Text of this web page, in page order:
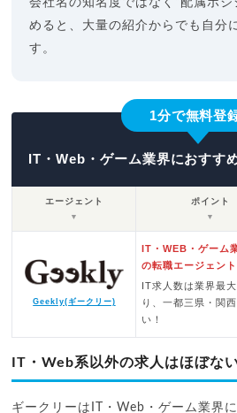
会社名の知名度ではなく"配属ポ
めると、大量の紹介からでも自分
す。
1分で無料登
IT・Web・ゲーム業界におすす
エージェント
▼
ポイント
▼
Geekly(ギークリー)
IT・WEB・ゲーム
の転職エージェント
IT求人数は業界最
り、一都三県・関
い！
IT・Web系以外の求人はほぼな
ギークリーはIT・Web・ゲーム業界